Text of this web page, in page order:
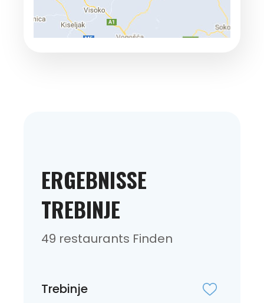
ERGEBNISSE
TREBINJE
49 restaurants Finden
Trebinje